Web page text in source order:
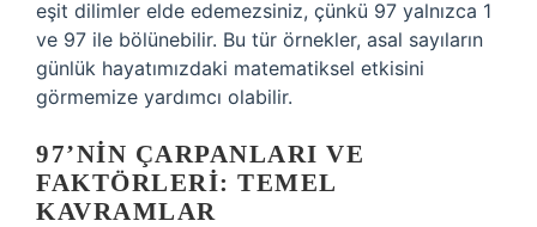
eşit dilimler elde edemezsiniz, çünkü 97 yalnızca 1
ve 97 ile bölünebilir. Bu tür örnekler, asal sayıların
günlük hayatımızdaki matematiksel etkisini
görmemize yardımcı olabilir.
97’NIN ÇARPANLARI VE
FAKTÖRLERI: TEMEL
KAVRAMLAR